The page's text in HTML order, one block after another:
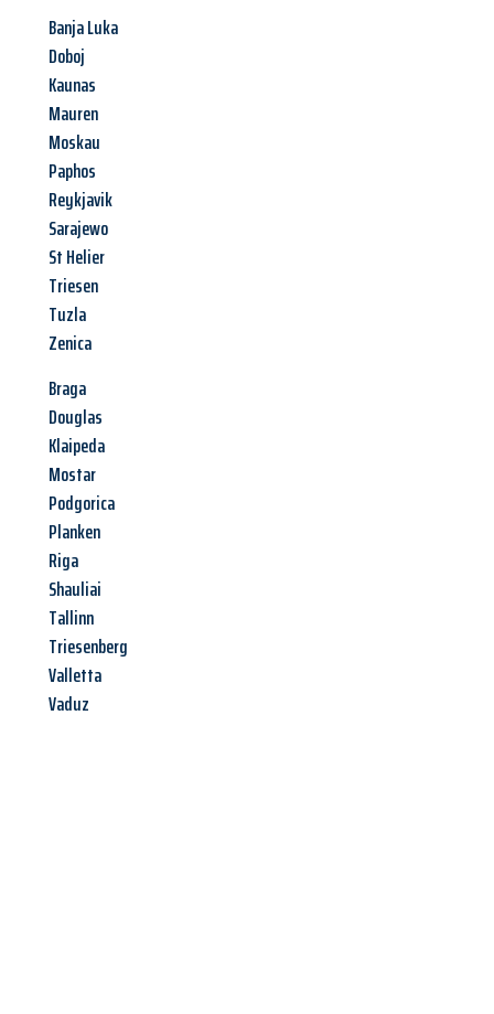
Banja Luka
Doboj
Kaunas
Mauren
Moskau
Paphos
Reykjavik
Sarajewo
St Helier
Triesen
Tuzla
Zenica
Braga
Douglas
Klaipeda
Mostar
Podgorica
Planken
Riga
Shauliai
Tallinn
Triesenberg
Valletta
Vaduz